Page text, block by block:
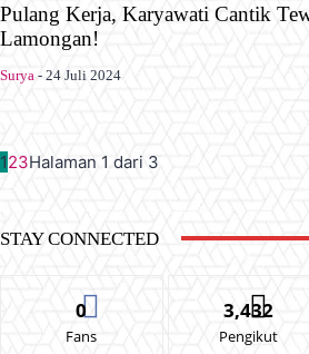
Pulang Kerja, Karyawati Cantik
Lamongan!
Surya - 24 Juli 2024
123Halaman 1 dari 3
STAY CONNECTED
0
Fans
3,432
Pengikut